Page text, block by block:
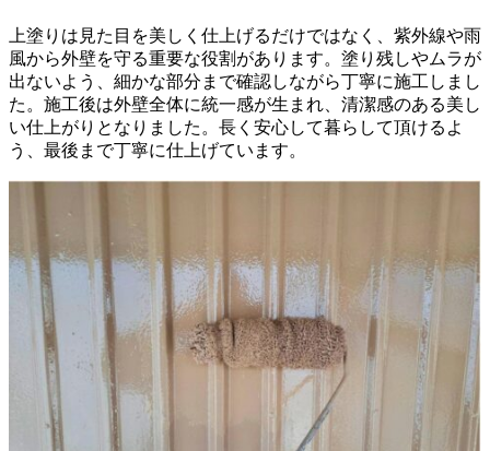
上塗りは見た目を美しく仕上げるだけではなく、紫外線や雨
風から外壁を守る重要な役割があります。塗り残しやムラが
出ないよう、細かな部分まで確認しながら丁寧に施工しまし
た。施工後は外壁全体に統一感が生まれ、清潔感のある美し
い仕上がりとなりました。長く安心して暮らして頂けるよ
う、最後まで丁寧に仕上げています。